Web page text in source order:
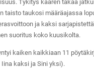
Tykitys kaaren takaa
taisto taukosi määräajassa
ja kaksi
suoritus koko kuusikolta.
kaiken kaikkiaan 11
Iina kaksi ja Sini yksi).